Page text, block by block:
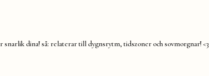
snarlik dina! så: relaterar till dygnsrytm, tidszoner och sovmorgnar! <3